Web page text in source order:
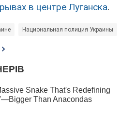
в центре Луганска.
Национальная полиция Украины